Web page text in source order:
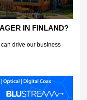
IN FINLAND?
drive our business